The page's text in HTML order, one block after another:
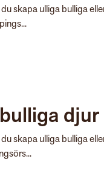
skapa ulliga bulliga
djur
skapa ulliga bulliga